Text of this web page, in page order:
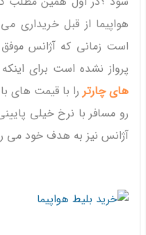
هواپیما از قبل
است زمانی که آژانس
پرواز نشده است برای
های چارتر را با قیمت های
رو مسافر با نرخ خیلی
آژانس نیز به هدف خود می